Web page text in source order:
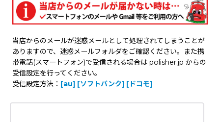
当店からのメールが迷惑メールとして処理されてしまうことが
ありますので、迷惑メールフォルダをご確認ください。また携
帯電話(スマートフォン)で受信される場合は polisher.jp からの
受信設定を行ってください。
受信設定方法： [au] [ソフトバンク] [ドコモ]